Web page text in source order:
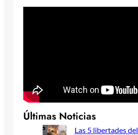
Últimas Noticias
Las 5 libertades